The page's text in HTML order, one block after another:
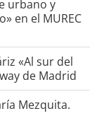
urbano y
en el MUREC
«Al sur del
de Madrid
Mezquita.